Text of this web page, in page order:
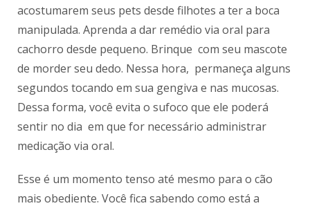
acostumarem seus pets desde filhotes a ter a boca
manipulada. Aprenda a dar remédio via oral para
cachorro desde pequeno. Brinque com seu mascote
de morder seu dedo. Nessa hora, permaneça alguns
segundos tocando em sua gengiva e nas mucosas.
Dessa forma, você evita o sufoco que ele poderá
sentir no dia em que for necessário administrar
medicação via oral.
Esse é um momento tenso até mesmo para o cão
mais obediente. Você fica sabendo como está a